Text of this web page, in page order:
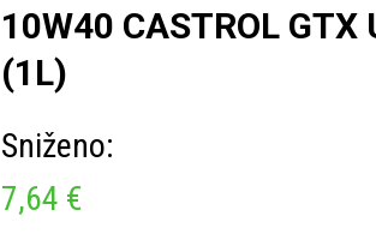
10W40 CASTROL GTX
(1L)
Sniženo:
7,64 €